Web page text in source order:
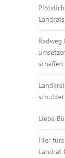
schaffen
Liebe
Hier
Landrat